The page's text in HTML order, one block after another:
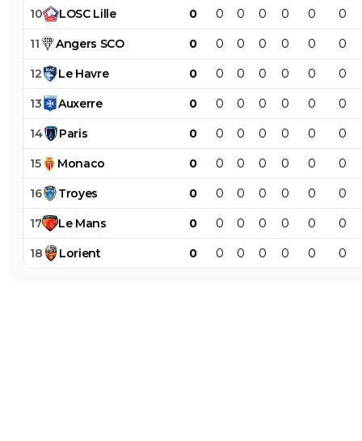
10 LOSC Lille 0 0 0 0 0 0 0
11 Angers SCO 0 0 0 0 0 0 0
12 Le Havre 0 0 0 0 0 0 0
13 Auxerre 0 0 0 0 0 0 0
14 Paris 0 0 0 0 0 0 0
15 Monaco 0 0 0 0 0 0 0
16 Troyes 0 0 0 0 0 0 0
17 Le Mans 0 0 0 0 0 0 0
18 Lorient 0 0 0 0 0 0 0